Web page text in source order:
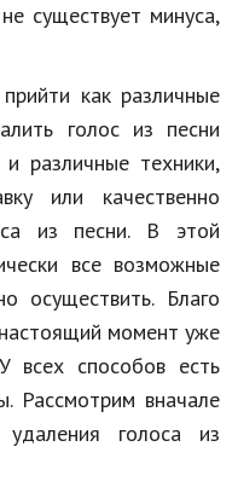
существует минуса,
как различные
голос из песни
различные техники,
или качественно
из песни. В этой
все возможные
осуществить. Благо
момент уже
всех способов есть
Рассмотрим вначале
голоса из